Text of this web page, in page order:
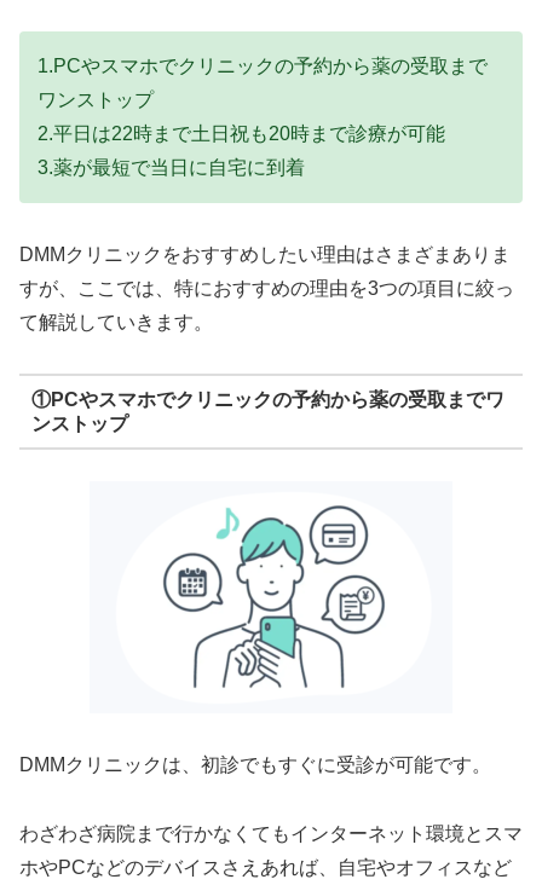
1.PCやスマホでクリニックの予約から薬の受取まで
ワンストップ
2.平日は22時まで土日祝も20時まで診療が可能
3.薬が最短で当日に自宅に到着
DMMクリニックをおすすめしたい理由はさまざまありま
すが、ここでは、特におすすめの理由を3つの項目に絞っ
て解説していきます。
①PCやスマホでクリニックの予約から薬の受取までワ
ンストップ
DMMクリニックは、初診でもすぐに受診が可能です。
わざわざ病院まで行かなくてもインターネット環境とスマ
ホやPCなどのデバイスさえあれば、自宅やオフィスなど